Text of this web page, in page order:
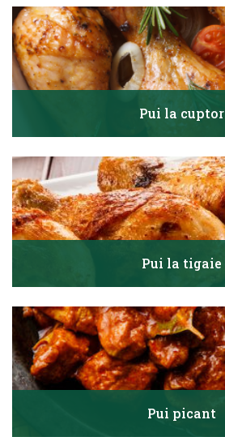
Pui la cuptor
Pui la tigaie
Pui picant